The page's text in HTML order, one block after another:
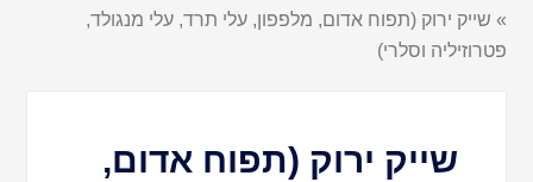
» שייק ירוק (תפוח אדום, מלפפון, עלי תרד, עלי מנגולד,
פטרוזיליה וסלרי)
שייק ירוק (תפוח אדום,